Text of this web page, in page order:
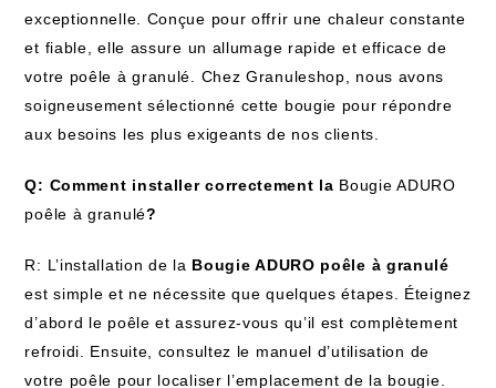
exceptionnelle. Conçue pour offrir une chaleur constante
et fiable, elle assure un allumage rapide et efficace de
votre poêle à granulé. Chez Granuleshop, nous avons
soigneusement sélectionné cette bougie pour répondre
aux besoins les plus exigeants de nos clients.
Q: Comment installer correctement la Bougie ADURO
poêle à granulé?
R: L’installation de la Bougie ADURO poêle à granulé
est simple et ne nécessite que quelques étapes. Éteignez
d’abord le poêle et assurez-vous qu’il est complètement
refroidi. Ensuite, consultez le manuel d’utilisation de
votre poêle pour localiser l’emplacement de la bougie.